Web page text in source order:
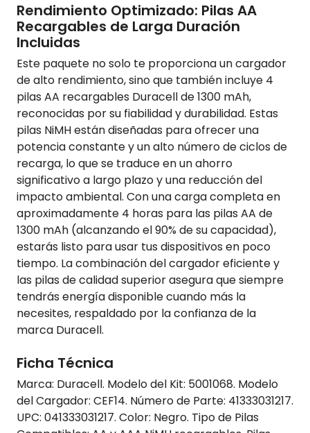
Rendimiento Optimizado: Pilas AA
Recargables de Larga Duración
Incluidas
Este paquete no solo te proporciona un cargador
de alto rendimiento, sino que también incluye 4
pilas AA recargables Duracell de 1300 mAh,
reconocidas por su fiabilidad y durabilidad. Estas
pilas NiMH están diseñadas para ofrecer una
potencia constante y un alto número de ciclos de
recarga, lo que se traduce en un ahorro
significativo a largo plazo y una reducción del
impacto ambiental. Con una carga completa en
aproximadamente 4 horas para las pilas AA de
1300 mAh (alcanzando el 90% de su capacidad),
estarás listo para usar tus dispositivos en poco
tiempo. La combinación del cargador eficiente y
las pilas de calidad superior asegura que siempre
tendrás energía disponible cuando más la
necesites, respaldado por la confianza de la
marca Duracell.
Ficha Técnica
Marca: Duracell. Modelo del Kit: 5001068. Modelo
del Cargador: CEF14. Número de Parte: 41333031217.
UPC: 041333031217. Color: Negro. Tipo de Pilas